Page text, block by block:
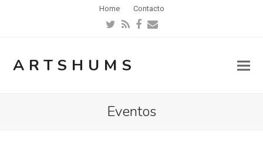
Home Contacto
Twitter
RSSFacebook
Email
ARTSHUMS
Eventos